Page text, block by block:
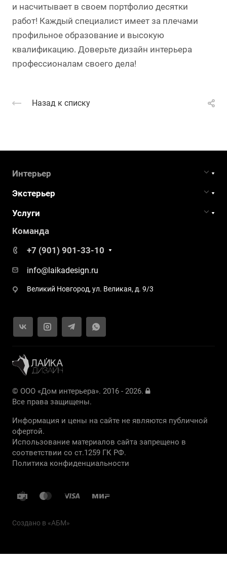
и насчитывает в своем портфолио десятки
работ! Каждый специалист имеет за плечами
профильное образование и высокую
квалификацию. Доверьте дизайн интерьера
профессионалам своего дела!
Назад к списку
Интерьер
Экстерьер
Услуги
Команда
+7 (901) 901-33-10
info@laikadesign.ru
Великий Новгород, ул. Великая, д. 9/3
© ООО «Дом интерьера». 2016 - 2026.
Все права защищены.
Информация и цены на сайте не являются публичной
офертой.
Использование материалов сайта запрещено в
соответствии со ст.1259 ГК РФ.
Политика конфиденциальности
Создано в «АБМ»